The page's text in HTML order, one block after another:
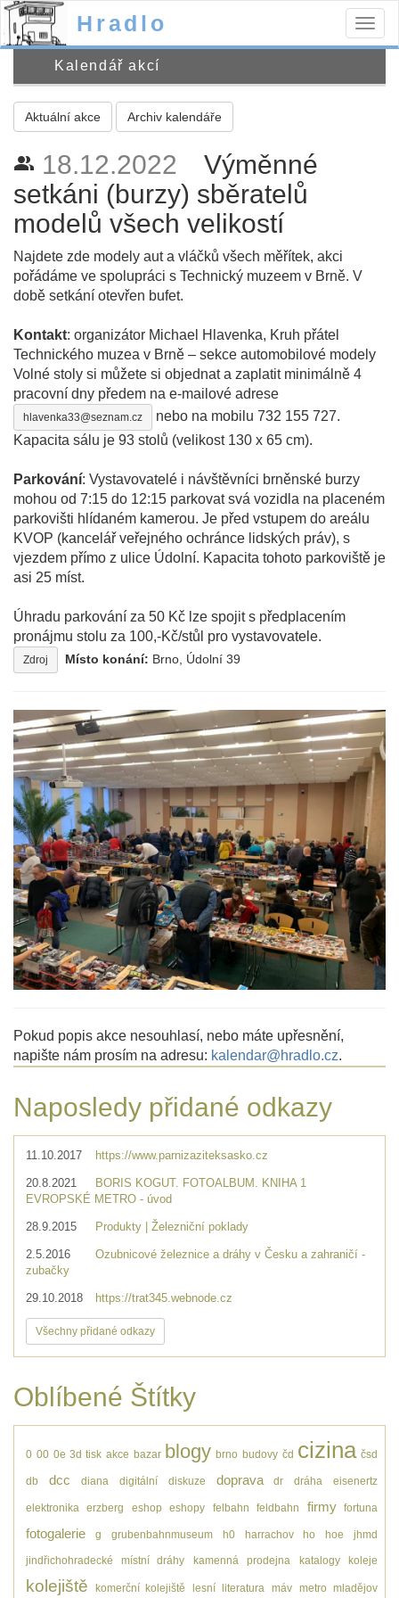
Hradlo
Kalendář akcí
Aktuální akce Archiv kalendáře
people_alt 18.12.2022
Výměnné
setkáni (burzy) sběratelů
modelů všech velikostí
Najdete zde modely aut a vláčků všech měřítek, akci
pořádáme ve spolupráci s Technický muzeem v Brně. V
době setkání otevřen bufet.
Kontakt: organizátor Michael Hlavenka, Kruh přátel
Technického muzea v Brně – sekce automobilové modely
Volné stoly si můžete si objednat a zaplatit minimálně 4
pracovní dny předem na e-mailové adrese
hlavenka33@seznam.cz
nebo na mobilu 732 155 727.
Kapacita sálu je 93 stolů (velikost 130 x 65 cm).
Parkování: Vystavovatelé i návštěvníci brněnské burzy
mohou od 7:15 do 12:15 parkovat svá vozidla na placeném
parkovišti hlídaném kamerou. Je před vstupem do areálu
KVOP (kancelář veřejného ochránce lidských práv), s
vjezdem přímo z ulice Údolní. Kapacita tohoto parkoviště je
asi 25 míst.
Úhradu parkování za 50 Kč lze spojit s předplacením
pronájmu stolu za 100,-Kč/stůl pro vystavovatele.
Zdroj Místo konání: Brno, Údolní 39
Pokud popis akce nesouhlasí, nebo máte upřesnění,
napište nám prosím na adresu: kalendar@hradlo.cz.
Naposledy přidané odkazy
11.10.2017 https://www.parnizaziteksasko.cz
20.8.2021
BORIS KOGUT. FOTOALBUM. KNIHA 1
EVROPSKÉ METRO - úvod
28.9.2015 Produkty | Železniční poklady
2.5.2016
Ozubnicové železnice a dráhy v Česku a zahraničí -
zubačky
29.10.2018 https://trat345.webnode.cz
Všechny přidané odkazy
Oblíbené Štítky
0 00 0e 3d tisk akce bazar blogy brno budovy čd cizina čsd
db dcc diana digitální diskuze doprava dr dráha eisenertz
elektronika erzberg eshop eshopy felbahn feldbahn firmy fortuna
fotogalerie g grubenbahnmuseum h0 harrachov ho hoe jhmd
jindřichohradecké místní dráhy kamenná prodejna katalogy koleje
kolejiště komerční kolejiště lesní literatura máv metro mladějov